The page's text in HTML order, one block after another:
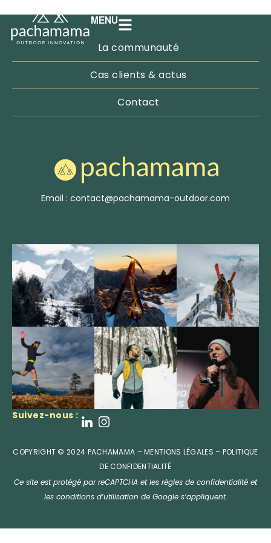
MENU
La communauté
Cas clients & actus
Contact
Email : contact@pachamama-outdoor.com
Suivez-nous :
COPYRIGHT © 2024 PACHAMAMA –MENTIONS LÉGALES – POLITIQUE
DE CONFIDENTIALITÉ
Ce site est protégé par reCAPTCHA et les règles de confidentialité et
les conditions d’utilisation de Google s’appliquent.